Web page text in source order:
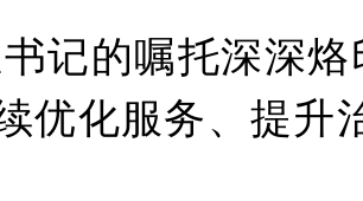
的嘱托深深烙
优化服务、提升